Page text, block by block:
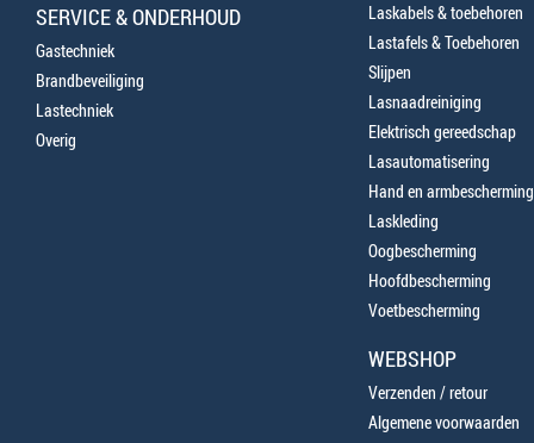
SERVICE & ONDERHOUD
Gastechniek
Brandbeveiliging
Lastechniek
Overig
Laskabels & toebehoren
Lastafels & Toebehoren
Slijpen
Lasnaadreiniging
Elektrisch gereedschap
Lasautomatisering
Hand en armbescherming
Laskleding
Oogbescherming
Hoofdbescherming
Voetbescherming
WEBSHOP
Verzenden / retour
Algemene voorwaarden